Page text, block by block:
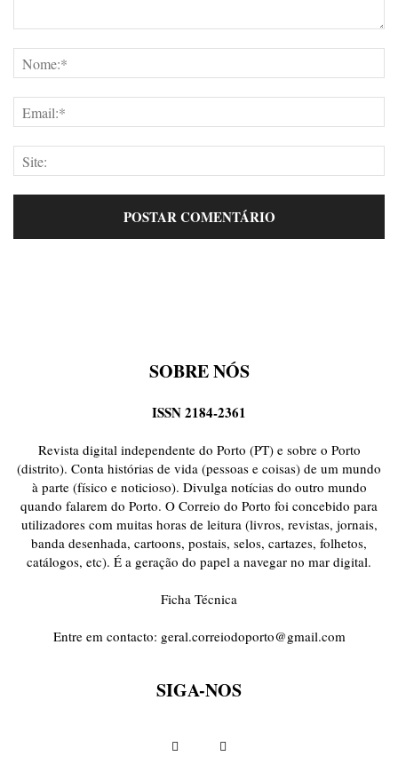
SOBRE NÓS
ISSN 2184-2361
Revista digital independente do Porto (PT) e sobre o Porto
(distrito). Conta histórias de vida (pessoas e coisas) de um mundo
à parte (físico e noticioso). Divulga notícias do outro mundo
quando falarem do Porto. O Correio do Porto foi concebido para
utilizadores com muitas horas de leitura (livros, revistas, jornais,
banda desenhada, cartoons, postais, selos, cartazes, folhetos,
catálogos, etc). É a geração do papel a navegar no mar digital.
Ficha Técnica
Entre em contacto: geral.correiodoporto@gmail.com
SIGA-NOS